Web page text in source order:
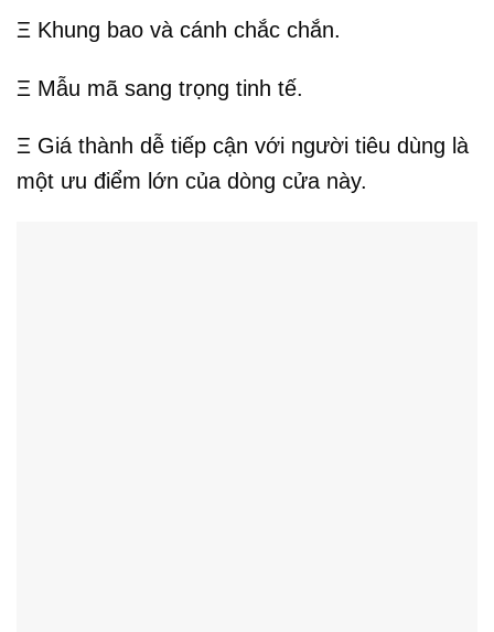
Ξ Khung bao và cánh chắc chắn.
Ξ Mẫu mã sang trọng tinh tế.
Ξ Giá thành dễ tiếp cận với người tiêu dùng là
một ưu điểm lớn của dòng cửa này.